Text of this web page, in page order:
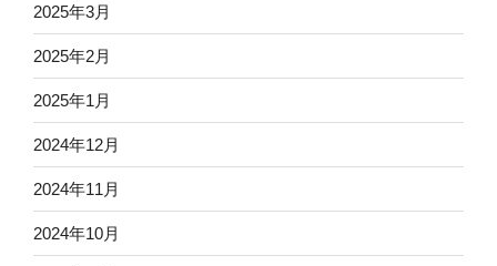
2025年3月
2025年2月
2025年1月
2024年12月
2024年11月
2024年10月